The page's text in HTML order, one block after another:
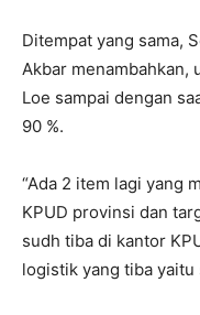
Ditempat yang sama,
Akbar menambahkan,
Loe sampai dengan
90 %.
“Ada 2 item lagi yang
KPUD provinsi dan
sudh tiba di kantor
logistik yang tiba yaitu